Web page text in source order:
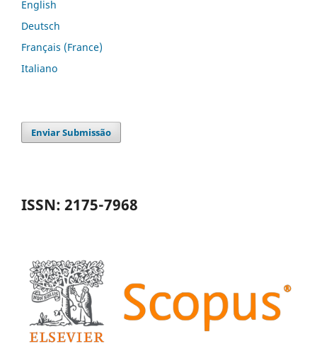
English
Deutsch
Français (France)
Italiano
Enviar Submissão
ISSN: 2175-7968